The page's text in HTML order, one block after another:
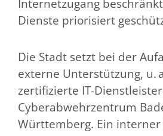
Internetzugang
Dienste priorisiert
Die Stadt setzt bei der
externe Unterstützung, u.
zertifizierte IT-
Cyberabwehrzentrum
Württemberg. Ein interner